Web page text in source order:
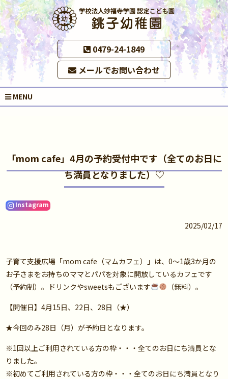
0479-24-1849
メールでお問い合わせ
MENU
「mom cafe」4月の予約受付中です（全てのお日に
ち満員となりました）♡
Instagram
2025/02/17
子育て支援広場「mom cafe（マムカフェ）」は、0～1歳3か月の
お子さまをお持ちのママとパパを対象に開放しているカフェです
（予約制）。ドリンクやsweetsもございます
（無料）。
【開催日】4月15日、22日、28日（★）
★今回のみ28日（月）が予約日となります。
※1回以上ご利用されている方の枠・・・全てのお日にち満員とな
りました。
※初めてご利用されている方の枠・・・全てのお日にち満員となり